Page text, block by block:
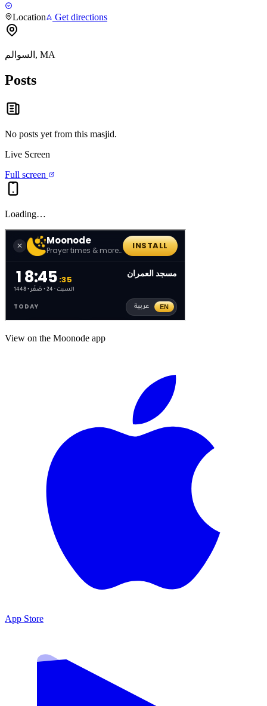
Location Get directions
السوالم, MA
Posts
No posts yet from this masjid.
Live Screen
Full screen
Loading…
View on the Moonode app
App Store